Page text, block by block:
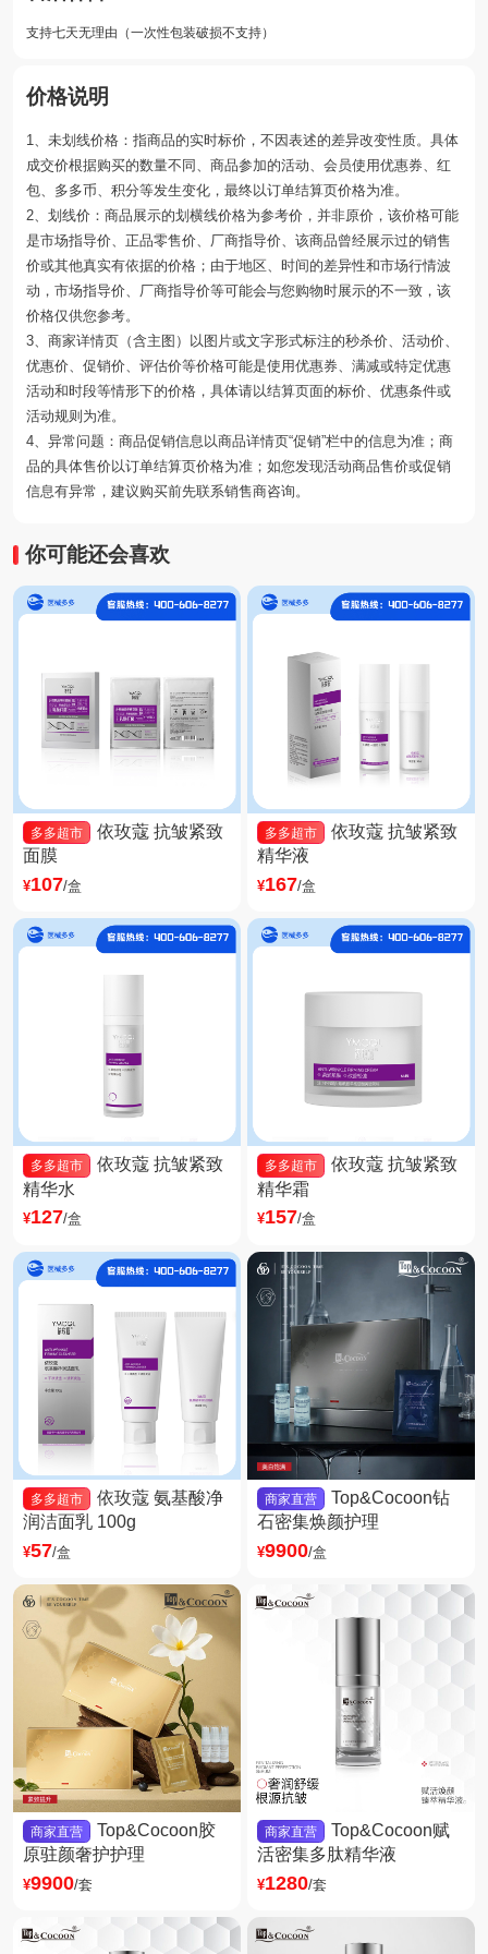
支持七天无理由（一次性包装破损不支持）
价格说明
1、未划线价格：指商品的实时标价，不因表述的差异改变性质。具体
成交价根据购买的数量不同、商品参加的活动、会员使用优惠券、红
包、多多币、积分等发生变化，最终以订单结算页价格为准。
2、划线价：商品展示的划横线价格为参考价，并非原价，该价格可能
是市场指导价、正品零售价、厂商指导价、该商品曾经展示过的销售
价或其他真实有依据的价格；由于地区、时间的差异性和市场行情波
动，市场指导价、厂商指导价等可能会与您购物时展示的不一致，该
价格仅供您参考。
3、商家详情页（含主图）以图片或文字形式标注的秒杀价、活动价、
优惠价、促销价、评估价等价格可能是使用优惠券、满减或特定优惠
活动和时段等情形下的价格，具体请以结算页面的标价、优惠条件或
活动规则为准。
4、异常问题：商品促销信息以商品详情页“促销”栏中的信息为准；商
品的具体售价以订单结算页价格为准；如您发现活动商品售价或促销
信息有异常，建议购买前先联系销售商咨询。
你可能还会喜欢
多多超市
依玫蔻 抗皱紧致
面膜
¥107/盒
多多超市
依玫蔻 抗皱紧致
精华液
¥167/盒
多多超市
依玫蔻 抗皱紧致
精华水
¥127/盒
多多超市
依玫蔻 抗皱紧致
精华霜
¥157/盒
多多超市
依玫蔻 氨基酸净
润洁面乳 100g
¥57/盒
商家直营
Top&Cocoon钻
石密集焕颜护理
¥9900/盒
商家直营
Top&Cocoon胶
原驻颜奢护护理
¥9900/套
商家直营
Top&Cocoon赋
活密集多肽精华液
¥1280/套